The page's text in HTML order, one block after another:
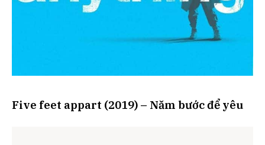
Five feet appart (2019) – Năm bước để yêu